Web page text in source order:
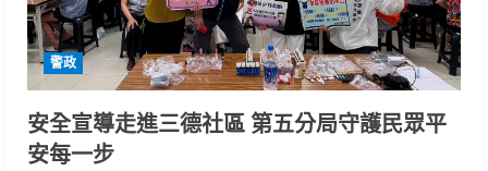
警政
安全宣導走進三德社區 第五分局守護民眾平
安每一步